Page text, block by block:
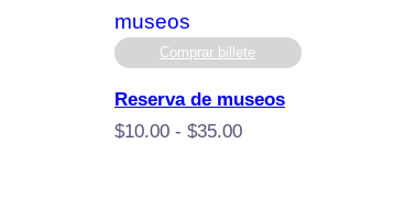
hasta
$10.00
Comprar billete
Reserva de museos
$10.00 - $35.00Rango